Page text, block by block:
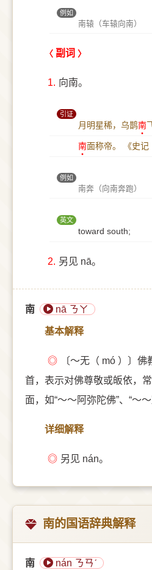
例如
南辕（车辕向南）
副词
1. 向南。
引证
月明星稀，乌鹊南
南面称帝。 《史
例如
南奔（向南奔跑）
英文
toward south;
2. 另见 nā。
南 nā ㄋㄚ
基本解释
◎
〔～无（ mó ）〕
首，表示对佛尊敬或皈依，
面，如“～～阿弥陀佛”、“～～
详细解释
◎ 另见 nán。
南的国语辞典解释
南 nán ㄋㄢˊ